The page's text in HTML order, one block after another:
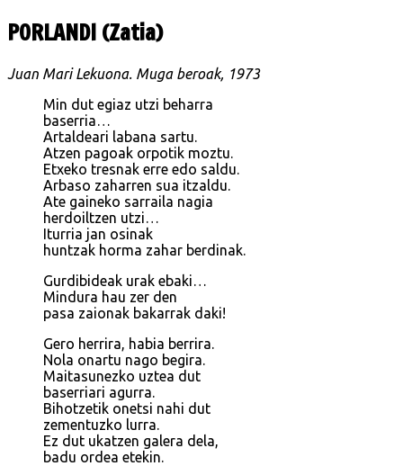
PORLANDI (Zatia)
Juan Mari Lekuona. Muga beroak, 1973
Min dut egiaz utzi beharra
baserria…
Artaldeari labana sartu.
Atzen pagoak orpotik moztu.
Etxeko tresnak erre edo saldu.
Arbaso zaharren sua itzaldu.
Ate gaineko sarraila nagia
herdoiltzen utzi…
Iturria jan osinak
huntzak horma zahar berdinak.
Gurdibideak urak ebaki…
Mindura hau zer den
pasa zaionak bakarrak daki!
Gero herrira, habia berrira.
Nola onartu nago begira.
Maitasunezko uztea dut
baserriari agurra.
Bihotzetik onetsi nahi dut
zementuzko lurra.
Ez dut ukatzen galera dela,
badu ordea etekin.